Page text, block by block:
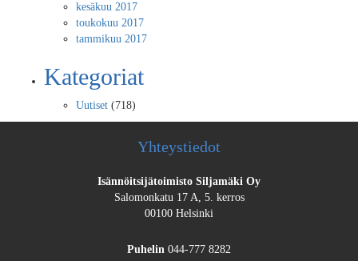
kesäkuu 2017
toukokuu 2017
tammikuu 2017
Kategoriat
Uutiset (718)
Yhteystiedot
Isännöitsijätoimisto Siljamäki Oy
Salomonkatu 17 A, 5. kerros
00100 Helsinki
Puhelin 044-777 8282